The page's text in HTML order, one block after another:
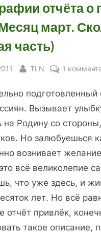
отчёта о
март.
часть)
By
TLN 1
Вызывает
на Родину со
Но залюбуешься
вознивает
всё великолепие
что уже здесь, и
лет. Но всё
отчёт привлёк,
такое